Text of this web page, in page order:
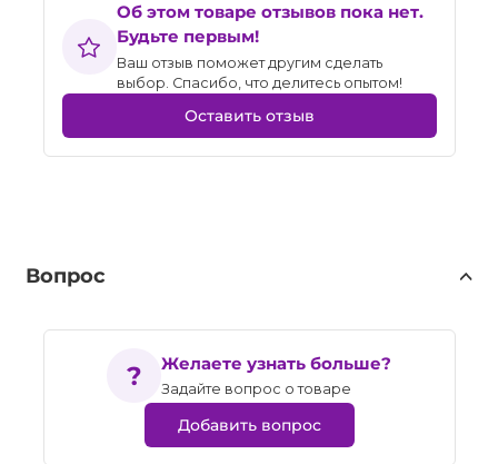
Об этом товаре отзывов пока нет.
Будьте первым!
Ваш отзыв поможет другим сделать
выбор. Спасибо, что делитесь опытом!
Оставить отзыв
Вопрос
Желаете узнать больше?
Задайте вопрос о товаре
Добавить вопрос